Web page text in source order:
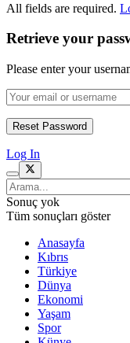
All fields are required.
Retrieve your
Please enter your
Log In
Sonuç yok
Tüm sonuçları göster
Anasayfa
Kıbrıs
Türkiye
Dünya
Ekonomi
Yaşam
Spor